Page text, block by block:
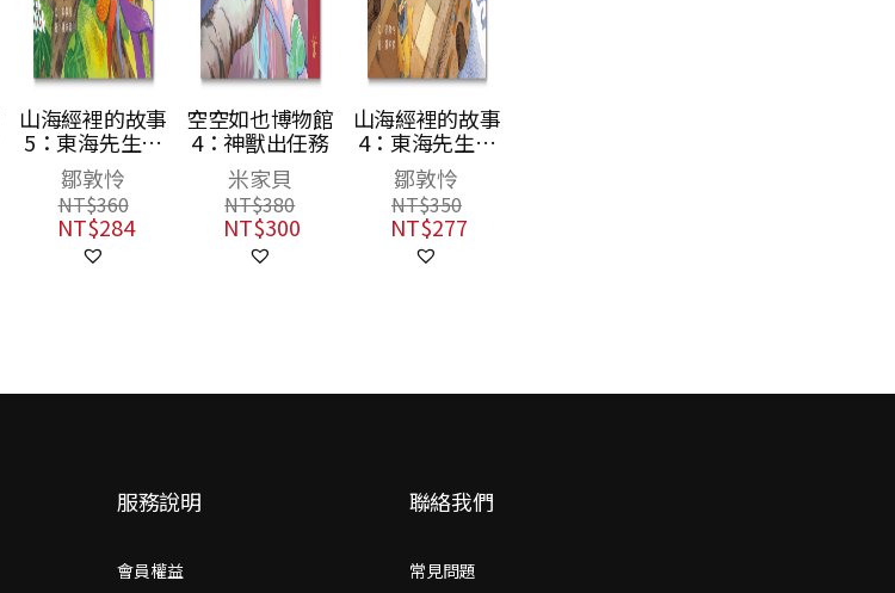
空空如也博物館
4：神獸出任務
米家貝
NT$380
NT$300
山海經裡的故事
4：東海先生的
不繫之舟
鄒敦怜
NT$350
NT$277
服務說明
會員權益
聯絡我們
常見問題